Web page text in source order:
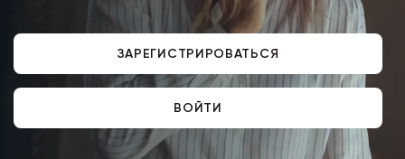
ЗАРЕГИСТРИРОВАТЬСЯ
ВОЙТИ